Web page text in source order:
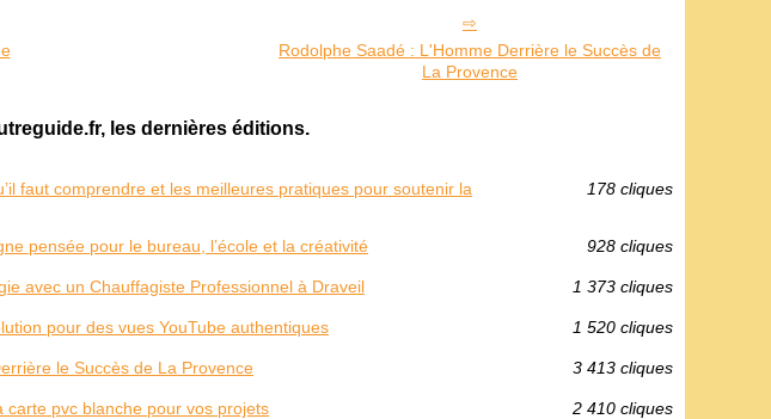
Rodolphe Saadé : L'Homme Derrière le Succès de
La Provence
les dernières éditions.
faut comprendre et les meilleures pratiques pour soutenir la
178 cliques
pensée pour le bureau, l’école et la créativité 928 cliques
avec un Chauffagiste Professionnel à Draveil 1 373 cliques
pour des vues YouTube authentiques 1 520 cliques
le Succès de La Provence 3 413 cliques
carte pvc blanche pour vos projets 2 410 cliques